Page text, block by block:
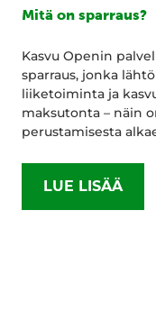
Mitä on sparraus?
Kasvu Openin
sparraus, jonka
liiketoiminta ja
maksutonta – näin
perustamisesta
LUE LISÄÄ